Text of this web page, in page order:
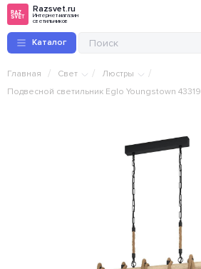
Razsvet.ru
Интернет-магазин
светильников
Каталог
Главная / Свет / Люстры /
Подвесной светильник Eglo Youngstown 43319